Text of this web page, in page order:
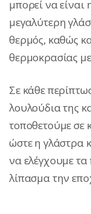
μπορεί να
μεγαλύτερη
θερμός, καθώς
θερμοκρασίας
Σε κάθε
λουλούδια της
τοποθετούμε σε
ώστε η γλάστρα
να ελέγχουμε
λίπασμα την